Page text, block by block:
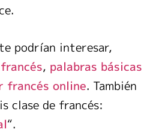
podrían interesar,
, palabras básicas
francés online. También
clase de francés:
“.